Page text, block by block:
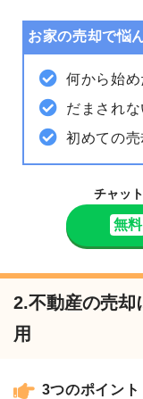
お家の売却で悩
何から始
だまされ
初めての
チャッ
無料
2.不動産の売却
用
3つのポイント